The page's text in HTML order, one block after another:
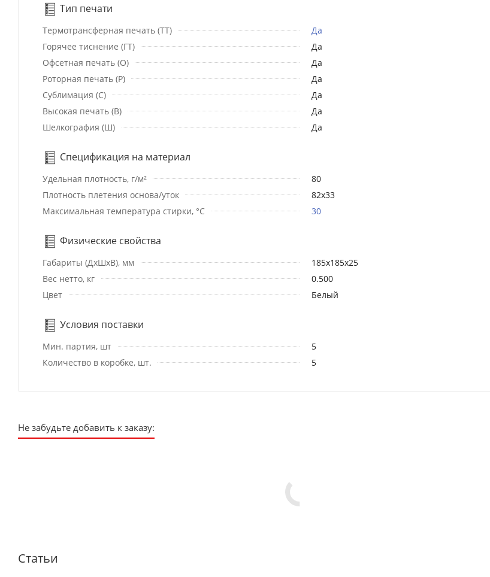
Тип печати
Термотрансферная печать (ТТ)
Да
Горячее тиснение (ГТ)
Да
Офсетная печать (О)
Да
Роторная печать (Р)
Да
Сублимация (С)
Да
Высокая печать (В)
Да
Шелкография (Ш)
Да
Спецификация на материал
Удельная плотность, г/м²
80
Плотность плетения основа/уток
82х33
Максимальная температура стирки, °C
30
Физические свойства
Габариты (ДхШхВ), мм
185х185х25
Вес нетто, кг
0.500
Цвет
Белый
Условия поставки
Мин. партия, шт
5
Количество в коробке, шт.
5
Не забудьте добавить к заказу:
Статьи